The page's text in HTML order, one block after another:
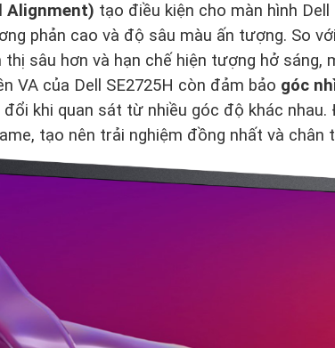
Alignment) tạo điều kiện cho màn hình
phản cao và độ sâu màu ấn tượng. So
thị sâu hơn và hạn chế hiện tượng hở
VA của Dell SE2725H còn đảm bảo góc
đổi khi quan sát từ nhiều góc độ khác
tạo nên trải nghiệm đồng nhất và chân